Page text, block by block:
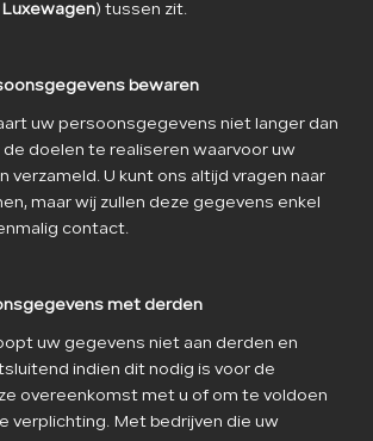
Luxewagen) tussen zit.
bewaren
uw persoonsgegevens niet langer dan
doelen te realiseren waarvoor uw
verzameld. U kunt ons altijd vragen naar
maar wij zullen deze gegevens enkel
contact.
met derden
uw gegevens niet aan derden en
indien dit nodig is voor de
overeenkomst met u of om te voldoen
verplichting. Met bedrijven die uw